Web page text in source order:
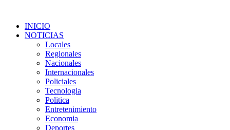
INICIO
NOTICIAS
Locales
Regionales
Nacionales
Internacionales
Policiales
Tecnologia
Politica
Entretenimiento
Economia
Deportes